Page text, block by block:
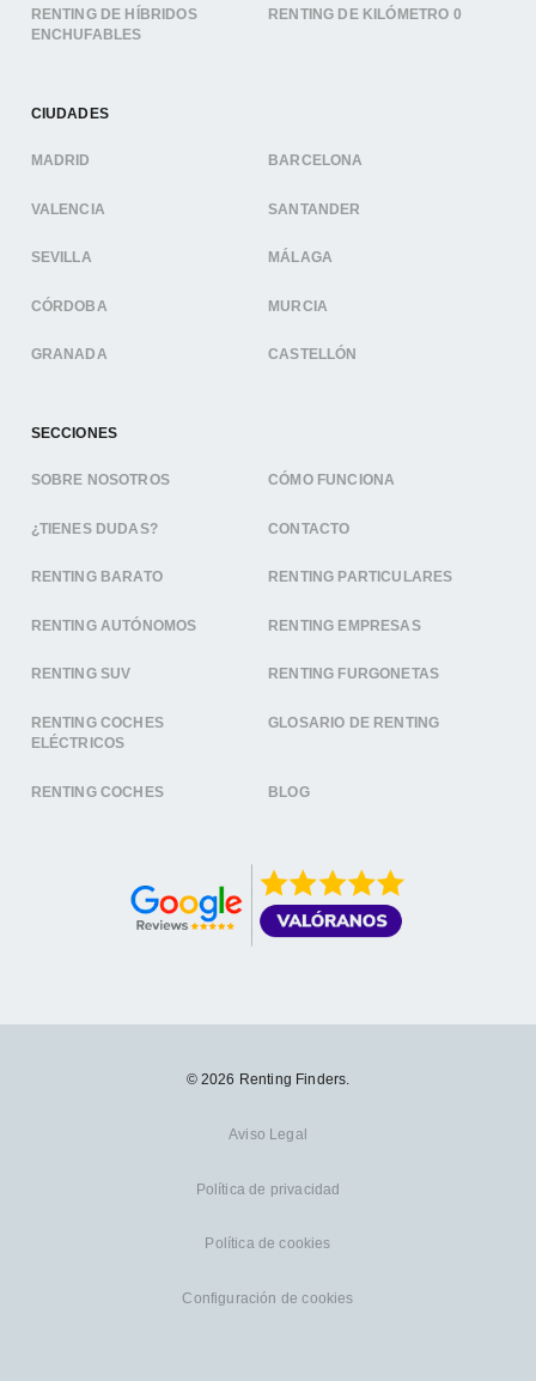
RENTING DE HÍBRIDOS
ENCHUFABLES
RENTING DE KILÓMETRO 0
CIUDADES
MADRID BARCELONA
VALENCIA SANTANDER
SEVILLA MÁLAGA
CÓRDOBA MURCIA
GRANADA CASTELLÓN
SECCIONES
SOBRE NOSOTROS CÓMO FUNCIONA
¿TIENES DUDAS? CONTACTO
RENTING BARATO RENTING PARTICULARES
RENTING AUTÓNOMOS RENTING EMPRESAS
RENTING SUV RENTING FURGONETAS
RENTING COCHES
ELÉCTRICOS
GLOSARIO DE RENTING
RENTING COCHES BLOG
© 2026 Renting Finders.
Aviso Legal
Política de privacidad
Política de cookies
Configuración de cookies